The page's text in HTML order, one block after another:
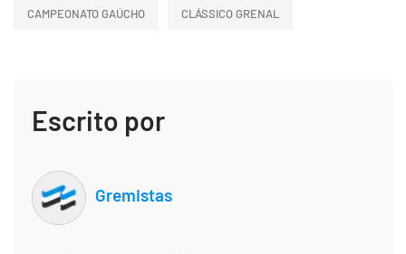
CAMPEONATO GAÚCHO CLÁSSICO GRENAL
Escrito por
Gremistas